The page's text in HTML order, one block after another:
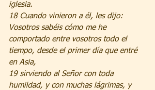
iglesia.
18 Cuando vinieron a él, les dijo:
Vosotros sabéis cómo me he
comportado entre vosotros todo el
tiempo, desde el primer día que entré
en Asia,
19 sirviendo al Señor con toda
humildad, y con muchas lágrimas, y